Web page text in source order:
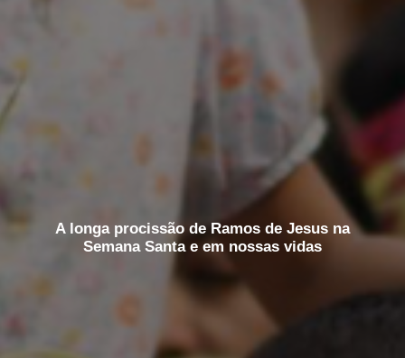
A longa procissão de Ramos de Jesus na
Semana Santa e em nossas vidas